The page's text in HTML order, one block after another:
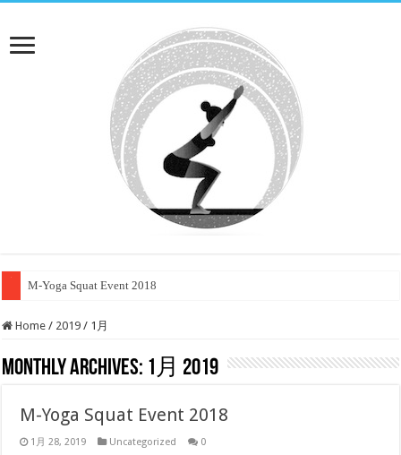
M-Yoga Squat Event 2018
Home / 2019 / 1月
Monthly Archives: 1月 2019
M-Yoga Squat Event 2018
1月 28, 2019 Uncategorized 0